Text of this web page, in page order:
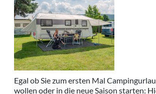
Egal ob Sie zum ersten Mal
wollen oder in die neue Saison starten: